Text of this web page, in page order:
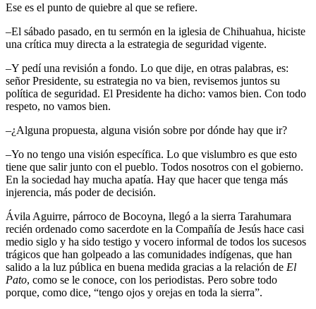
Ese es el punto de quiebre al que se refiere.
–El sábado pasado, en tu sermón en la iglesia de Chihuahua, hiciste
una crítica muy directa a la estrategia de seguridad vigente.
–Y pedí una revisión a fondo. Lo que dije, en otras palabras, es:
señor Presidente, su estrategia no va bien, revisemos juntos su
política de seguridad. El Presidente ha dicho: vamos bien. Con todo
respeto, no vamos bien.
–¿Alguna propuesta, alguna visión sobre por dónde hay que ir?
–Yo no tengo una visión específica. Lo que vislumbro es que esto
tiene que salir junto con el pueblo. Todos nosotros con el gobierno.
En la sociedad hay mucha apatía. Hay que hacer que tenga más
injerencia, más poder de decisión.
Ávila Aguirre, párroco de Bocoyna, llegó a la sierra Tarahumara
recién ordenado como sacerdote en la Compañía de Jesús hace casi
medio siglo y ha sido testigo y vocero informal de todos los sucesos
trágicos que han golpeado a las comunidades indígenas, que han
salido a la luz pública en buena medida gracias a la relación de El
Pato, como se le conoce, con los periodistas. Pero sobre todo
porque, como dice,
tengo ojos y orejas en toda la sierra .